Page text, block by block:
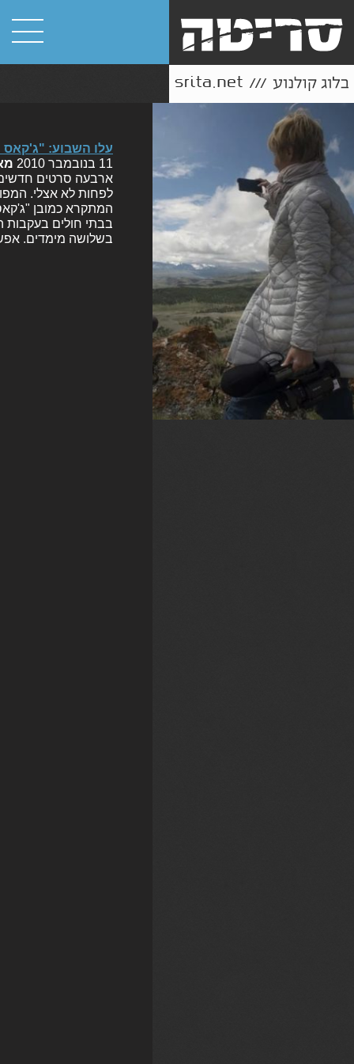
עלו השבוע: "ג'קאס 3D" ועוד שלושה
11 בנובמבר 2010
ארבעה סרטים חדשים
לפחות לא אצלי.
בבתי חולים בעקבות
בשלושה מימדים.